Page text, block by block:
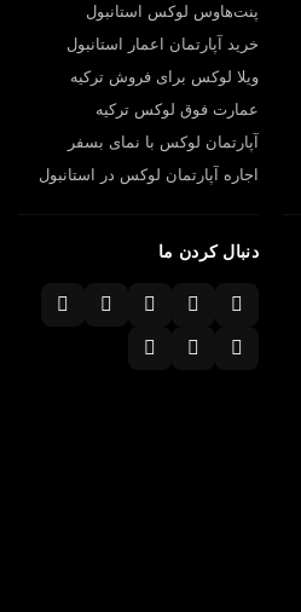
پنت‌هاوس لوکس استانبول
خرید آپارتمان اعمار استانبول
ویلا لوکس برای فروش ترکیه
عمارت فوق لوکس ترکیه
آپارتمان لوکس با نمای بسفر
اجاره آپارتمان لوکس در استانبول
دنبال کردن ما